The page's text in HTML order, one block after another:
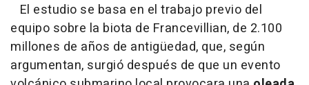
El estudio se basa en el trabajo previo del
equipo sobre la biota de Francevillian, de 2.100
millones de años de antigüedad, que, según
argumentan, surgió después de que un evento